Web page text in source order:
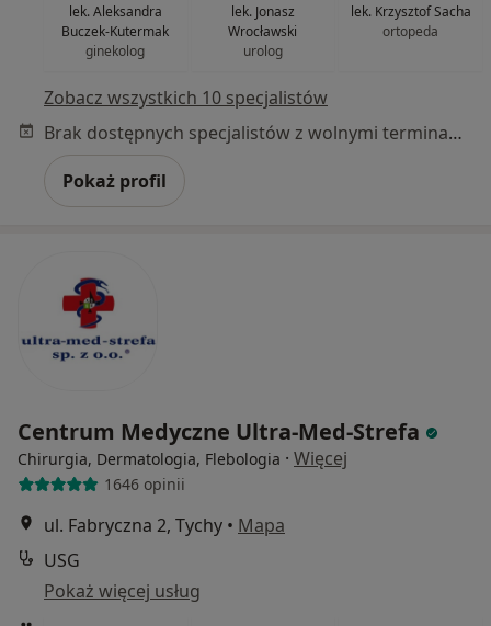
lek. Aleksandra
Buczek-Kutermak
ginekolog
lek. Jonasz
Wrocławski
urolog
lek. Krzysztof Sacha
ortopeda
Zobacz wszystkich 10 specjalistów
Brak dostępnych specjalistów z wolnymi terminami w tym centrum medycznym.
Pokaż profil
Centrum Medyczne Ultra-Med-Strefa
Chirurgia, Dermatologia, Flebologia · Więcej
1646 opinii
ul. Fabryczna 2, Tychy • Mapa
USG
Pokaż więcej usług